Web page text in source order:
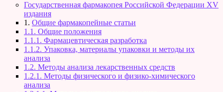
Государственная фармакопея Российской Федерации XV
издания
1. Общие фармакопейные статьи
1.1. Общие положения
1.1.1. Фармацевтическая разработка
1.1.2. Упаковка, материалы упаковки и методы их
анализа
1.2. Методы анализа лекарственных средств
1.2.1. Методы физического и физико-химического
анализа